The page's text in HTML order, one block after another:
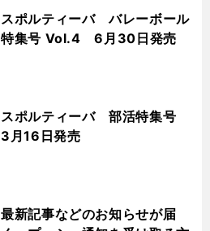
スポルティーバ バレーボール
特集号 Vol.4 6月30日発売
スポルティーバ 部活特集号
3月16日発売
最新記事などのお知らせが届